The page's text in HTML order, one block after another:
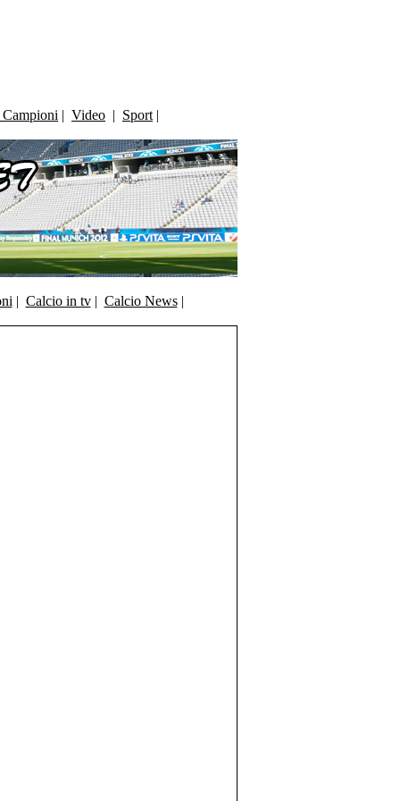
| Video | Sport |
| Calcio in tv| Calcio News|